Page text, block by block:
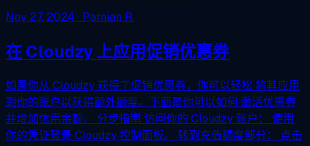
Nov 27, 2024 · Parnian R.
在 Cloudzy 上应用促销优惠券
如果你从 Cloudzy 获得了促销优惠券，你可以轻松 将其应用
到你的账户以获得额外额度。下面是你可以如何 激活优惠券
并增加信用余额。 分步指南 访问你的 Cloudzy 账户： 使用
你的凭证登录 Cloudzy 控制面板。 转到充值额度部分： 点击